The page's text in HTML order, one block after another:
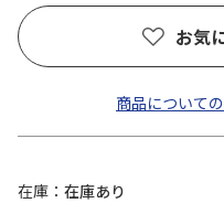
お気
商品について
在庫
在庫あり